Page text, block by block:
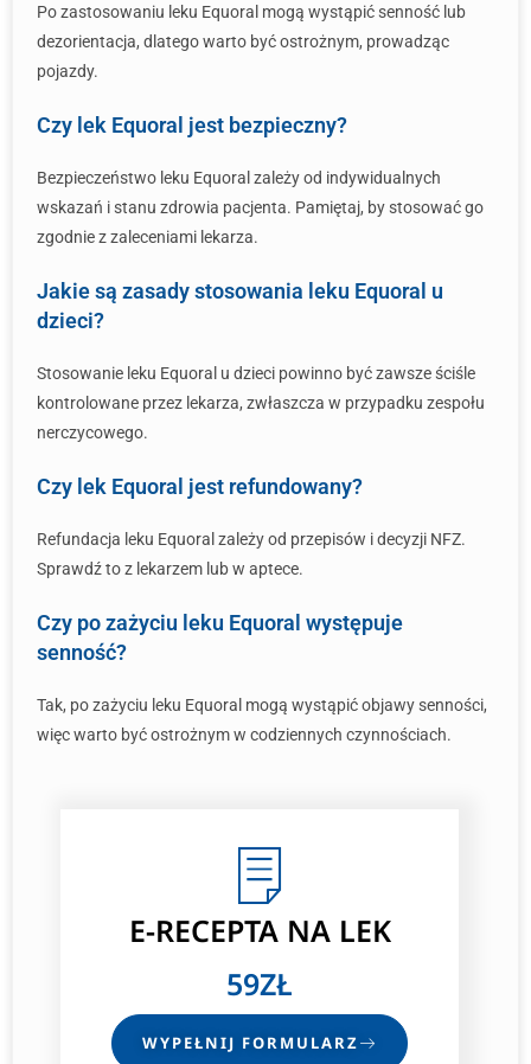
Po zastosowaniu leku Equoral mogą wystąpić senność lub
dezorientacja, dlatego warto być ostrożnym, prowadząc
pojazdy.
Czy lek Equoral jest bezpieczny?
Bezpieczeństwo leku Equoral zależy od indywidualnych
wskazań i stanu zdrowia pacjenta. Pamiętaj, by stosować go
zgodnie z zaleceniami lekarza.
Jakie są zasady stosowania leku Equoral u
dzieci?
Stosowanie leku Equoral u dzieci powinno być zawsze ściśle
kontrolowane przez lekarza, zwłaszcza w przypadku zespołu
nerczycowego.
Czy lek Equoral jest refundowany?
Refundacja leku Equoral zależy od przepisów i decyzji NFZ.
Sprawdź to z lekarzem lub w aptece.
Czy po zażyciu leku Equoral występuje
senność?
Tak, po zażyciu leku Equoral mogą wystąpić objawy senności,
więc warto być ostrożnym w codziennych czynnościach.
E-RECEPTANA LEK
59ZŁ
WYPEŁNIJ FORMULARZ